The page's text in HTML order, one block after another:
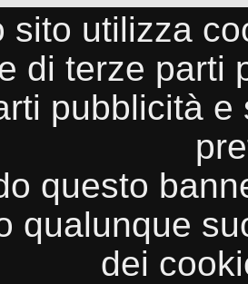
sito utilizza
di terze parti
pubblicità
questo
qualunque
dei